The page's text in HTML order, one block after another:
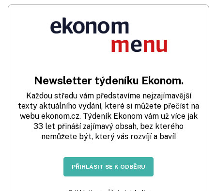
Newsletter týdeníku Ekonom.
Každou středu vám představíme nejzajímavější
texty aktuálního vydání, které si můžete přečíst na
webu ekonom.cz. Týdeník Ekonom vám už více jak
33 let přináší zajímavý obsah, bez kterého
nemůžete být, který vás rozvíjí a baví!
PŘIHLÁSIT SE K ODBĚRU